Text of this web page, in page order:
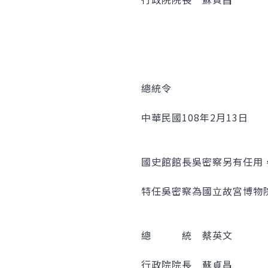
總統令
中華民國108年2月13日
國史館館長吳密察另有任用
特任吳密察為國立故宮博物
總 統 蔡英文
行政院院長 蘇貞昌